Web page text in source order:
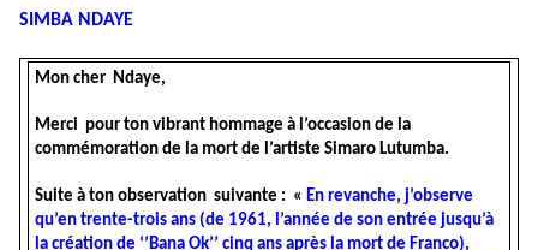
SIMBA NDAYE
Mon cher Ndaye,
Merci pour ton vibrant hommage à l’occasion de la
commémoration de la mort de l’artiste Simaro Lutumba.
Suite à ton observation suivante : « En revanche, j’observe
qu’en trente-trois ans (de 1961, l’année de son entrée jusqu’à
la création de ‘’Bana Ok’’ cinq ans après la mort de Franco),